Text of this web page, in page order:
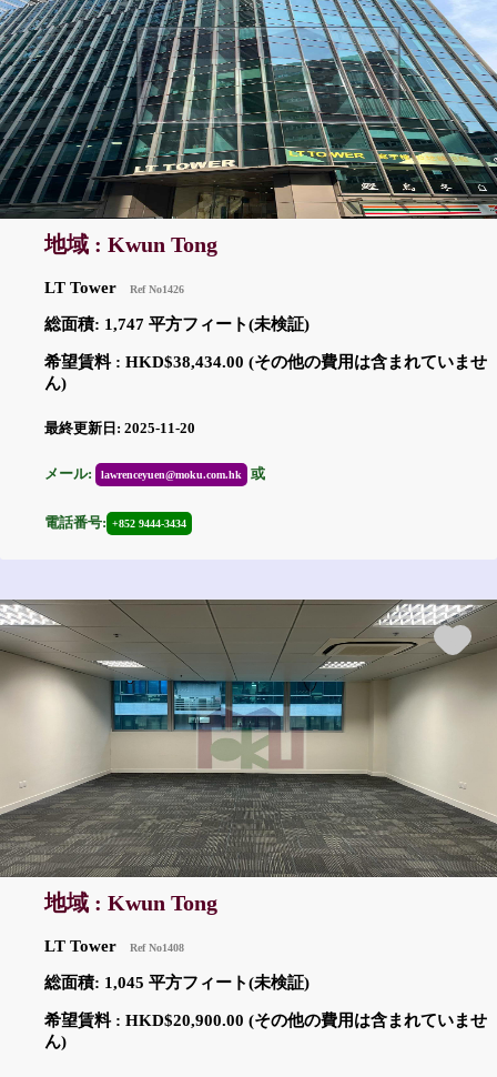
地域 : Kwun Tong
LT Tower Ref No1426
総面積: 1,747 平方フィート(未検証)
希望賃料 : HKD$38,434.00 (その他の費用は含まれていませ
ん)
最終更新日: 2025-11-20
メール: lawrenceyuen@moku.com.hk 或
電話番号: +852 9444-3434
地域 : Kwun Tong
LT Tower Ref No1408
総面積: 1,045 平方フィート(未検証)
希望賃料 : HKD$20,900.00 (その他の費用は含まれていませ
ん)